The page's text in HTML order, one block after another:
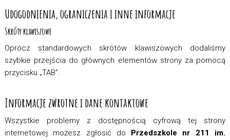
Udogodnienia, ograniczenia i inne informacje
Skróty klawiszowe
Oprócz standardowych skrótów klawiszowych dodaliśmy
szybkie przejścia do głównych elementów strony za pomocą
przycisku „TAB”.
Informacje zwrotne i dane kontaktowe
Wszystkie problemy z dostępnością cyfrową tej strony
internetowej możesz zgłosić do Przedszkole nr 211 im.